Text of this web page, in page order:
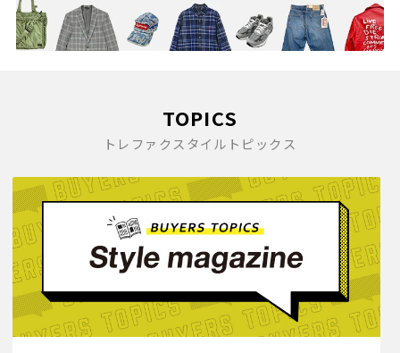
TOPICS
トレファクスタイルトピックス